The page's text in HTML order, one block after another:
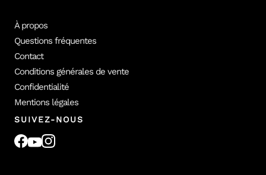
À propos
Questions fréquentes
Contact
Conditions générales de vente
Confidentialité
Mentions légales
SUIVEZ-NOUS